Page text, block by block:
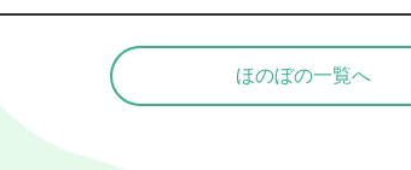
ほのぼの一覧へ